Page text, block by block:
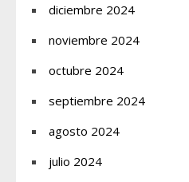
diciembre 2024
noviembre 2024
octubre 2024
septiembre 2024
agosto 2024
julio 2024